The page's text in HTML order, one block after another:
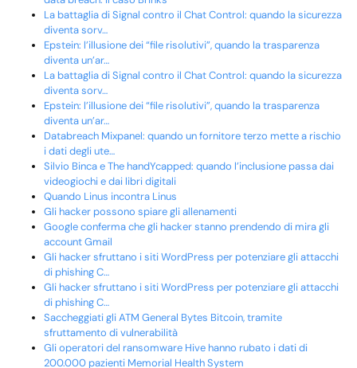
La battaglia di Signal contro il Chat Control: quando la sicurezza
diventa sorv…
Epstein: l’illusione dei “file risolutivi”, quando la trasparenza
diventa un’ar…
La battaglia di Signal contro il Chat Control: quando la sicurezza
diventa sorv…
Epstein: l’illusione dei “file risolutivi”, quando la trasparenza
diventa un’ar…
Databreach Mixpanel: quando un fornitore terzo mette a rischio
i dati degli ute…
Silvio Binca e The handYcapped: quando l’inclusione passa dai
videogiochi e dai libri digitali
Quando Linus incontra Linus
Gli hacker possono spiare gli allenamenti
Google conferma che gli hacker stanno prendendo di mira gli
account Gmail
Gli hacker sfruttano i siti WordPress per potenziare gli attacchi
di phishing C…
Gli hacker sfruttano i siti WordPress per potenziare gli attacchi
di phishing C…
Saccheggiati gli ATM General Bytes Bitcoin, tramite
sfruttamento di vulnerabilità
Gli operatori del ransomware Hive hanno rubato i dati di
200.000 pazienti Memorial Health System